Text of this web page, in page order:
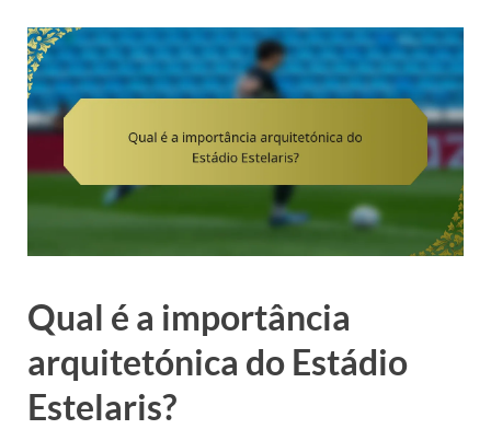
Qual é a importância
arquitetónica do Estádio
Estelaris?